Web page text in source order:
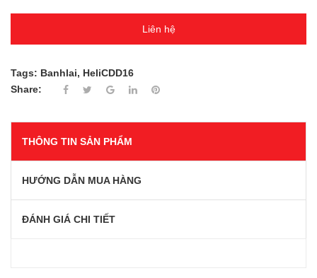
Liên hệ
Tags: Banhlai, HeliCDD16
Share:
THÔNG TIN SẢN PHẨM
HƯỚNG DẪN MUA HÀNG
ĐÁNH GIÁ CHI TIẾT